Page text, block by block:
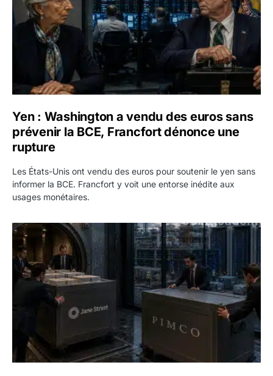
Yen : Washington a vendu des euros sans
prévenir la BCE, Francfort dénonce une
rupture
Les États-Unis ont vendu des euros pour soutenir le yen sans
informer la BCE. Francfort y voit une entorse inédite aux
usages monétaires.
Jane Street négocie le transfert de 11 milliards de